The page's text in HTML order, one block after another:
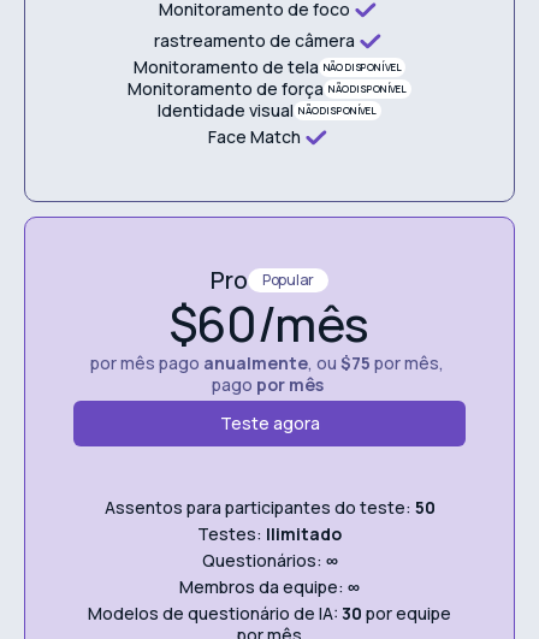
Monitoramento de foco
rastreamento de câmera
Monitoramento de tela NÃO DISPONÍVEL
Monitoramento de força NÃO DISPONÍVEL
Identidade visual NÃO DISPONÍVEL
Face Match
Pro Popular
$60/mês
por mês pago anualmente, ou$75por mês,
pago por mês
Teste agora
Assentos para participantes do teste: 50
Testes: Ilimitado
Questionários: ∞
Membros da equipe: ∞
Modelos de questionário de IA: 30 por equipe